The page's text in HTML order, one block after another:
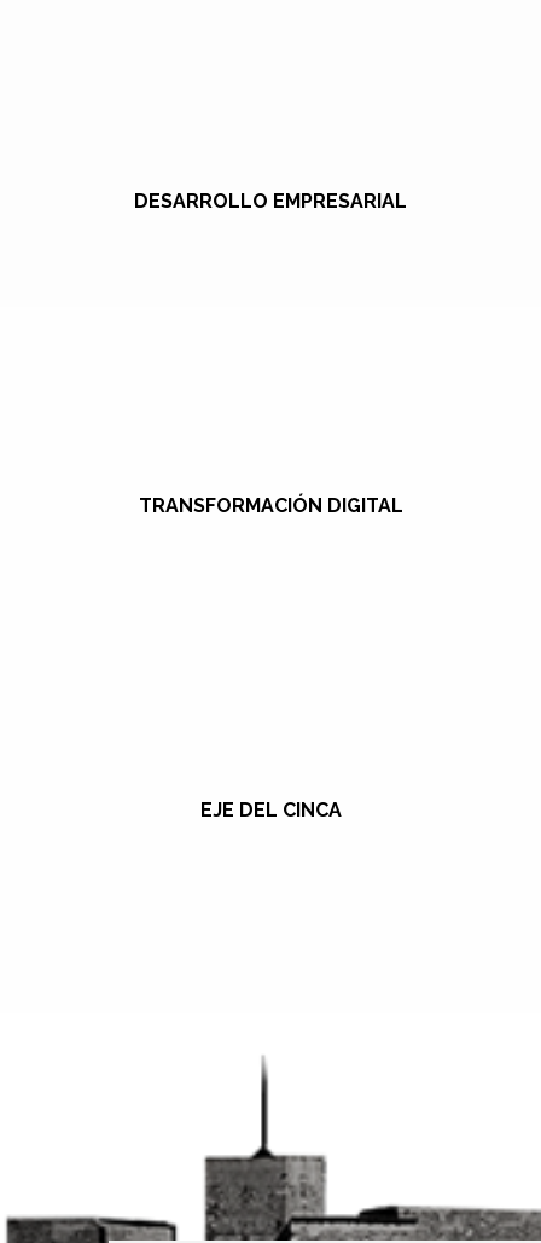
DESARROLLO EMPRESARIAL
TRANSFORMACIÓN DIGITAL
EJE DEL CINCA